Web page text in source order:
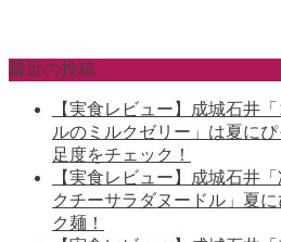
最近の投稿
【実食レビュー】成城石井
ルのミルクゼリー」は夏に
足度をチェック！
【実食レビュー】成城石井
クチーサラダヌードル」夏
ク麺！